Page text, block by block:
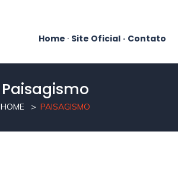
Home · Site Oficial · Contato
Paisagismo
HOME PAISAGISMO